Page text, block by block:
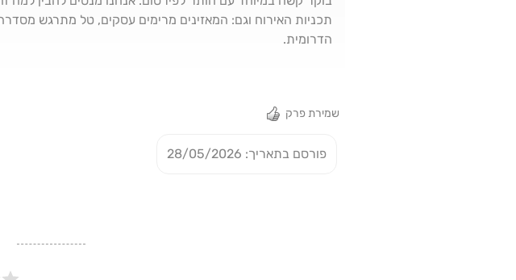
תכניות האירוח וגם: המאזינים מרימים עסקים, טל מתרגש
הדרומית.
שמירת פרק
פורסם בתאריך: 28/05/2026